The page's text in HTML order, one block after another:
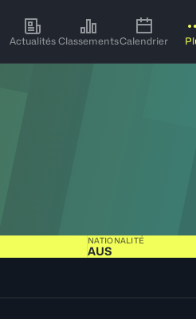
Actualités ClassementsCalendrier
NATIONALITÉ
AUS